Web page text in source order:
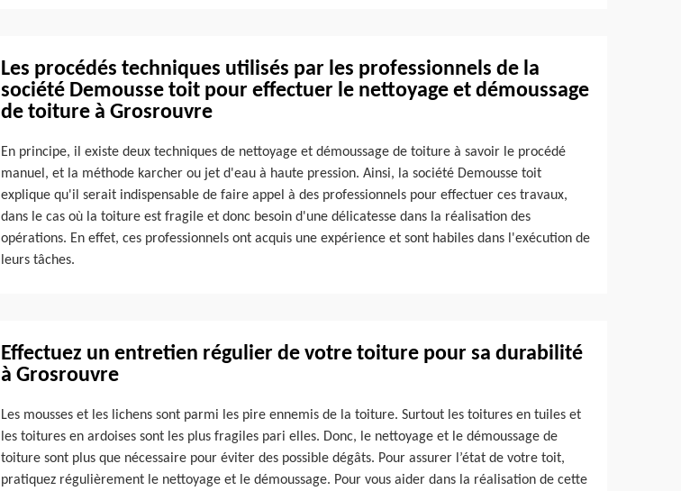
Les procédés techniques utilisés par les professionnels de la
société Demousse toit pour effectuer le nettoyage et démoussage
de toiture à Grosrouvre
En principe, il existe deux techniques de nettoyage et démoussage de toiture à savoir le procédé
manuel, et la méthode karcher ou jet d'eau à haute pression. Ainsi, la société Demousse toit
explique qu'il serait indispensable de faire appel à des professionnels pour effectuer ces travaux,
dans le cas où la toiture est fragile et donc besoin d'une délicatesse dans la réalisation des
opérations. En effet, ces professionnels ont acquis une expérience et sont habiles dans l'exécution de
leurs tâches.
Effectuez un entretien régulier de votre toiture pour sa durabilité
à Grosrouvre
Les mousses et les lichens sont parmi les pire ennemis de la toiture. Surtout les toitures en tuiles et
les toitures en ardoises sont les plus fragiles pari elles. Donc, le nettoyage et le démoussage de
toiture sont plus que nécessaire pour éviter des possible dégâts. Pour assurer l’état de votre toit,
pratiquez régulièrement le nettoyage et le démoussage. Pour vous aider dans la réalisation de cette